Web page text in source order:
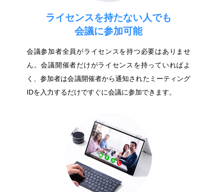
ライセンスを持たない人でも
会議に参加可能
会議参加者全員がライセンスを持つ必要はありませ
ん。会議開催者だけがライセンスを持っていればよ
く、参加者は会議開催者から通知されたミーティング
IDを入力するだけですぐに会議に参加できます。